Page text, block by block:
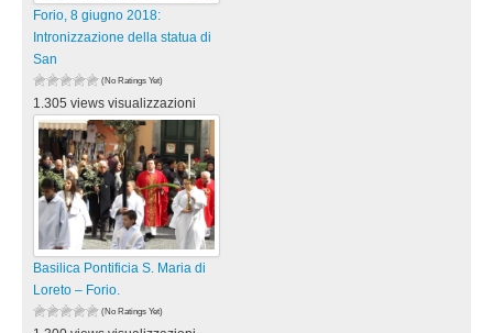
Forio, 8 giugno 2018:
Intronizzazione della statua di
San
(No Ratings Yet)
1.305 views visualizzazioni
Basilica Pontificia S. Maria di
Loreto – Forio.
(No Ratings Yet)